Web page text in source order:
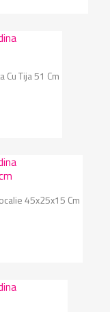
Tija 51 Cm
45x25x15 Cm